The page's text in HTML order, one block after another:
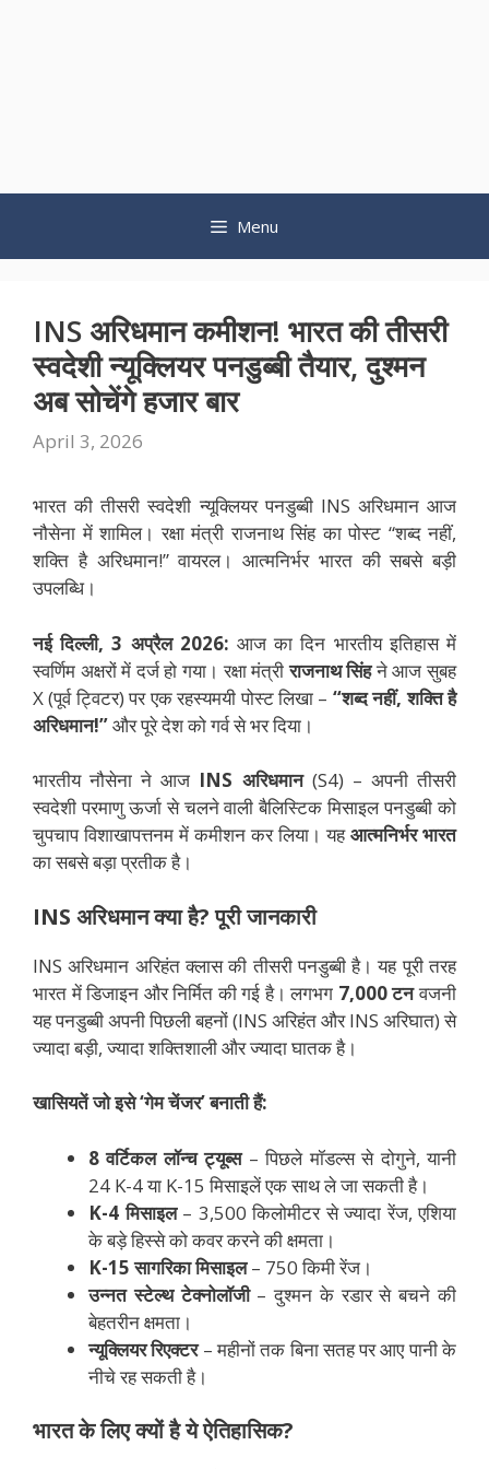
Menu
INS अरिधमान कमीशन! भारत की तीसरी
स्वदेशी न्यूक्लियर पनडुब्बी तैयार, दुश्मन
अब सोचेंगे हजार बार
April 3, 2026
भारत की तीसरी स्वदेशी न्यूक्लियर पनडुब्बी INS अरिधमान आज
नौसेना में शामिल। रक्षा मंत्री राजनाथ सिंह का पोस्ट “शब्द नहीं,
शक्ति है अरिधमान!” वायरल। आत्मनिर्भर भारत की सबसे बड़ी
उपलब्धि।
नई दिल्ली, 3 अप्रैल 2026: आज का दिन भारतीय इतिहास में
स्वर्णिम अक्षरों में दर्ज हो गया। रक्षा मंत्रीराजनाथ सिंहने आज सुबह
X (पूर्व ट्विटर) पर एक रहस्यमयी पोस्ट लिखा – “शब्द नहीं, शक्ति है
अरिधमान!”और पूरे देश को गर्व से भर दिया।
भारतीय नौसेना ने आज INS अरिधमान(S4) – अपनी तीसरी
स्वदेशी परमाणु ऊर्जा से चलने वाली बैलिस्टिक मिसाइल पनडुब्बी को
चुपचाप विशाखापत्तनम में कमीशन कर लिया। यहआत्मनिर्भर भारत
का सबसे बड़ा प्रतीक है।
INS अरिधमान क्या है? पूरी जानकारी
INS अरिधमान अरिहंत क्लास की तीसरी पनडुब्बी है। यह पूरी तरह
भारत में डिजाइन और निर्मित की गई है। लगभग 7,000 टनवजनी
यह पनडुब्बी अपनी पिछली बहनों (INS अरिहंत और INS अरिघात) से
ज्यादा बड़ी, ज्यादा शक्तिशाली और ज्यादा घातक है।
खासियतें जो इसे ‘गेम चेंजर’ बनाती हैं:
8 वर्टिकल लॉन्च ट्यूब्स– पिछले मॉडल्स से दोगुने, यानी
24 K-4 या K-15 मिसाइलें एक साथ ले जा सकती है।
K-4 मिसाइल– 3,500 किलोमीटर से ज्यादा रेंज, एशिया
के बड़े हिस्से को कवर करने की क्षमता।
K-15 सागरिका मिसाइल– 750 किमी रेंज।
उन्नत स्टेल्थ टेक्नोलॉजी– दुश्मन के रडार से बचने की
बेहतरीन क्षमता।
न्यूक्लियर रिएक्टर– महीनों तक बिना सतह पर आए पानी के
नीचे रह सकती है।
भारत के लिए क्यों है ये ऐतिहासिक?